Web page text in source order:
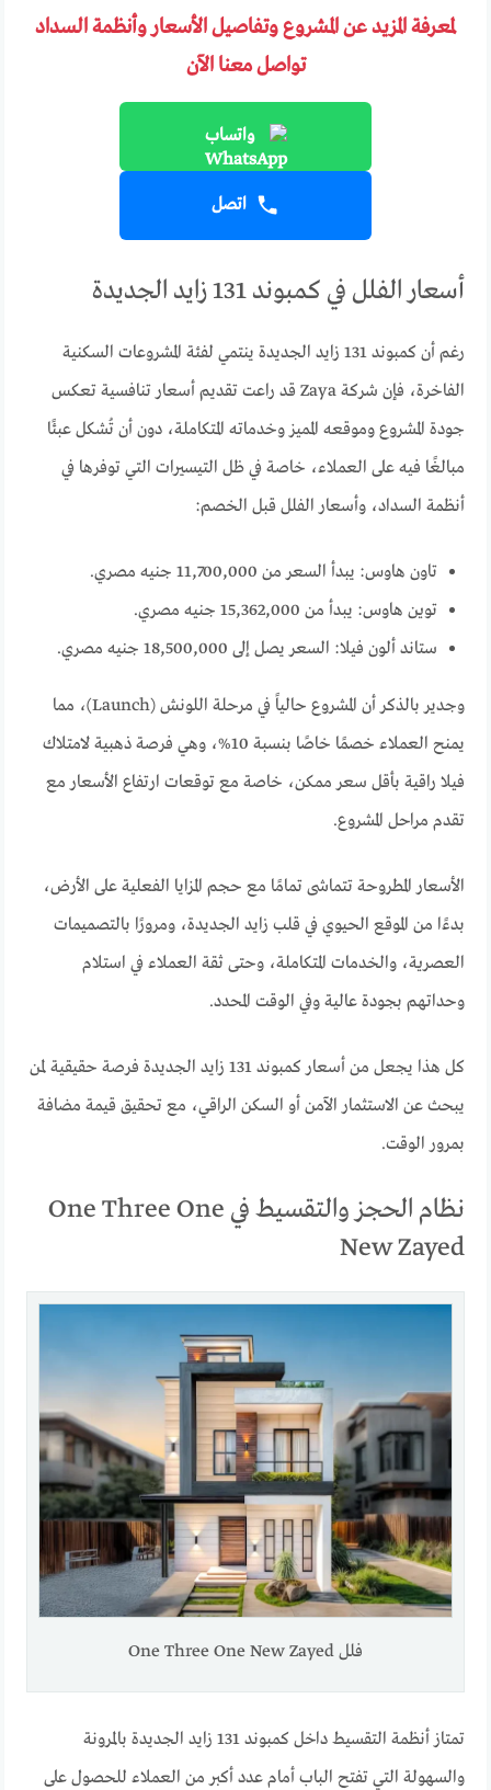
لمعرفة المزيد عن المشروع وتفاصيل الأسعار وأنظمة السداد
تواصل معنا الآن
واتساب
اتصل
أسعار الفلل في كمبوند 131 زايد الجديدة
رغم أن كمبوند 131 زايد الجديدة ينتمي لفئة المشروعات السكنية
الفاخرة، فإن شركة Zaya قد راعت تقديم أسعار تنافسية تعكس
جودة المشروع وموقعه المميز وخدماته المتكاملة، دون أن تُشكل عبئًا
مبالغًا فيه على العملاء، خاصة في ظل التيسيرات التي توفرها في
أنظمة السداد، وأسعار الفلل قبل الخصم:
تاون هاوس: يبدأ السعر من 11,700,000 جنيه مصري.
توين هاوس: يبدأ من 15,362,000 جنيه مصري.
ستاند ألون فيلا: السعر يصل إلى 18,500,000 جنيه مصري.
وجدير بالذكر أن المشروع حالياً في مرحلة اللونش (Launch)، مما
يمنح العملاء خصمًا خاصًا بنسبة 10%، وهي فرصة ذهبية لامتلاك
فيلا راقية بأقل سعر ممكن، خاصة مع توقعات ارتفاع الأسعار مع
تقدم مراحل المشروع.
الأسعار المطروحة تتماشى تمامًا مع حجم المزايا الفعلية على الأرض،
بدءًا من الموقع الحيوي في قلب زايد الجديدة، ومرورًا بالتصميمات
العصرية، والخدمات المتكاملة، وحتى ثقة العملاء في استلام
وحداتهم بجودة عالية وفي الوقت المحدد.
كل هذا يجعل من أسعار كمبوند 131 زايد الجديدة فرصة حقيقية لمن
يبحث عن الاستثمار الآمن أو السكن الراقي، مع تحقيق قيمة مضافة
بمرور الوقت.
نظام الحجز والتقسيط في One Three One
New Zayed
فلل One Three One New Zayed
تمتاز أنظمة التقسيط داخل كمبوند 131 زايد الجديدة بالمرونة
والسهولة التي تفتح الباب أمام عدد أكبر من العملاء للحصول على